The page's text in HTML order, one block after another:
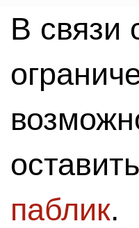
В связи
паблик.